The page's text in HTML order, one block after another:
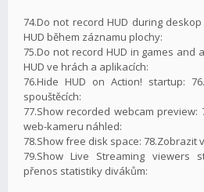
74.Do not record HUD during
HUD během záznamu plochy:
75.Do not record HUD in games and
HUD ve hrách a aplikacích:
76.Hide HUD on Action! startup:
spouštěcích:
77.Show recorded webcam preview:
web-kameru náhled:
78.Show free disk space: 78.Zobrazit
79.Show Live Streaming viewers
přenos statistiky divákům: